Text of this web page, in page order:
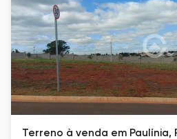
Terreno à venda em Paulínia,